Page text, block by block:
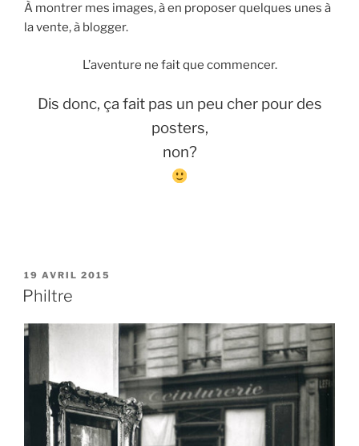
À montrer mes images, à en proposer quelques unes à
la vente, à blogger.
L’aventure ne fait que commencer.
Dis donc, ça fait pas un peu cher pour des
posters,
non?
PUBLIÉ
LE
19 AVRIL 2015
Philtre